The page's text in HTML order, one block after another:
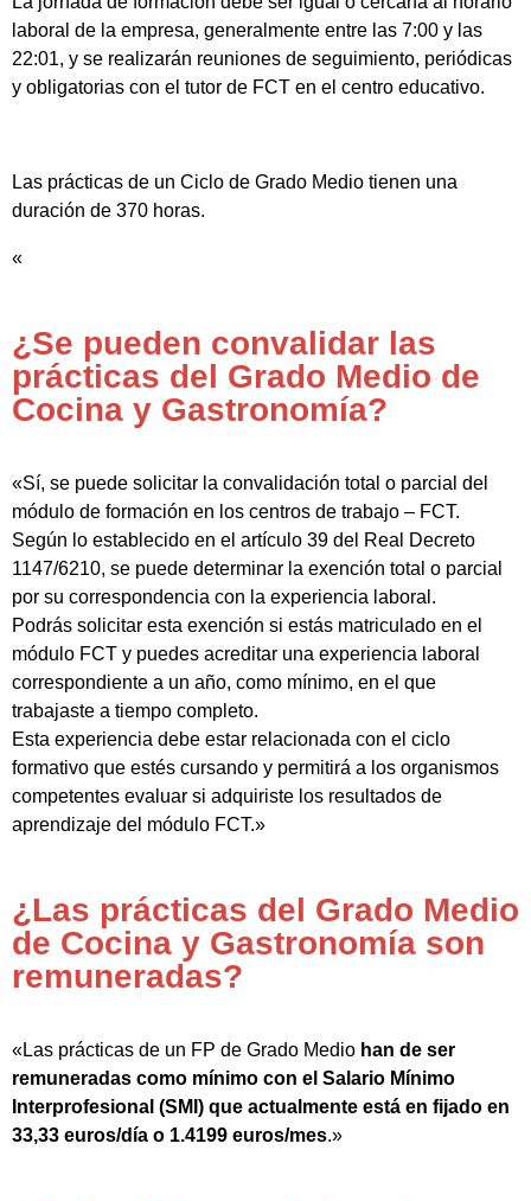
laboral de la empresa, generalmente entre las 7:00 y las
22:01, y se realizarán reuniones de seguimiento, periódicas
y obligatorias con el tutor de FCT en el centro educativo.
Las prácticas de un Ciclo de Grado Medio tienen una
duración de 370 horas.
«
¿Se pueden convalidar las
prácticas del Grado Medio de
Cocina y Gastronomía?
«Sí, se puede solicitar la convalidación total o parcial del
módulo de formación en los centros de trabajo – FCT.
Según lo establecido en el artículo 39 del Real Decreto
1147/6210, se puede determinar la exención total o parcial
por su correspondencia con la experiencia laboral.
Podrás solicitar esta exención si estás matriculado en el
módulo FCT y puedes acreditar una experiencia laboral
correspondiente a un año, como mínimo, en el que
trabajaste a tiempo completo.
Esta experiencia debe estar relacionada con el ciclo
formativo que estés cursando y permitirá a los organismos
competentes evaluar si adquiriste los resultados de
aprendizaje del módulo FCT.»
¿Las prácticas del Grado Medio
de Cocina y Gastronomía son
remuneradas?
«Las prácticas de un FP de Grado Medio han de ser
remuneradas como mínimo con el Salario Mínimo
Interprofesional (SMI) que actualmente está en fijado en
33,33 euros/día o 1.4199 euros/mes.»